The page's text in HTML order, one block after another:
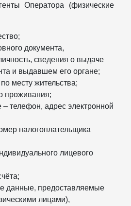
Оператора (физические
документа,
сведения о выдаче
и выдавшем его органе;
месту жительства;
проживания;
– телефон, адрес электронной
налогоплательщика
лицевого
данные, предоставляемые
лицами),